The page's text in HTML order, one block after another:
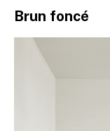
Brun foncé